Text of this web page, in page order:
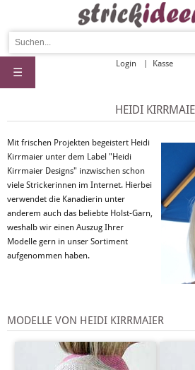
Login Kasse
☰
HEIDI
Mit frischen Projekten begeistert Heidi
Kirrmaier unter dem Label "Heidi
Kirrmaier Designs" inzwischen schon
viele Strickerinnen im Internet. Hierbei
verwendet die Kanadierin unter
anderem auch das beliebte Holst-Garn,
weshalb wir einen Auszug Ihrer
Modelle gern in unser Sortiment
aufgenommen haben.
MODELLE VON HEIDI KIRRMAIER